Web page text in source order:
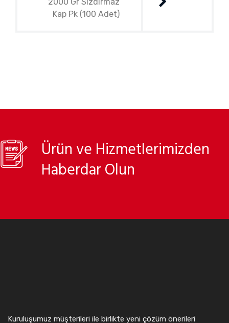
Kap Pk (100 Adet)
Ürün ve Hizmetlerimizden
Haberdar Olun
Kuruluşumuz müşterileri ile birlikte yeni çözüm önerileri